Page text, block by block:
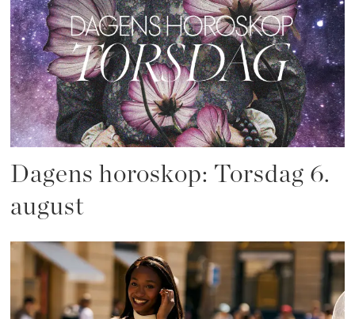
Dagens horoskop: Torsdag 6.
august